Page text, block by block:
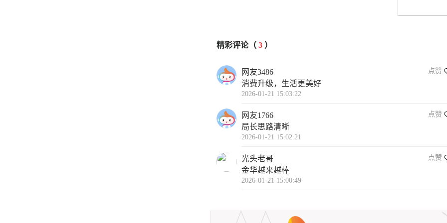
精彩评论（ 3 ）
网友3486 点赞
消费升级，生活更美好
2026-01-21 15:03:22
网友1766 点赞
局长思路清晰
2026-01-21 15:02:21
光头老哥 点赞
金华越来越棒
2026-01-21 15:00:49